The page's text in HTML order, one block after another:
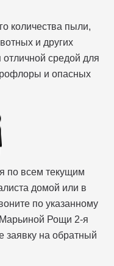
количества пыли,
и других
средой для
и опасных
по всем текущим
домой или в
по указанному
Рощи 2-я
заявку на обратный